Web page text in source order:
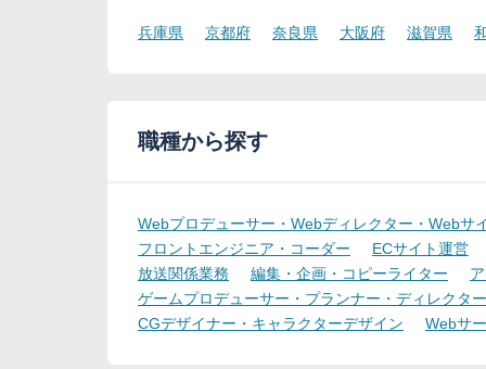
兵庫県 京都府 奈良県 大阪府 滋賀県
職種から探す
Webプロデューサー・Webディレクター・Webサ
フロントエンジニア・コーダー
ECサイト運営
放送関係業務
編集・企画・コピーライター
ゲームプロデューサー・プランナー・ディレクター
CGデザイナー・キャラクターデザイン
Webサ